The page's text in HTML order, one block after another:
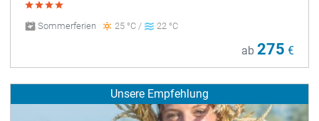
Sommerferien 25 °C / 22 °C
ab 275 €
Unsere Empfehlung